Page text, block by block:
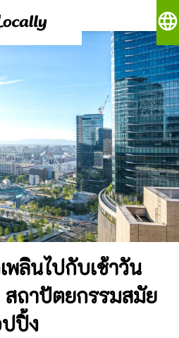
language
พลินไปกับเช้าวัน
สถาปัตยกรรมสมัย
ปิ้ง